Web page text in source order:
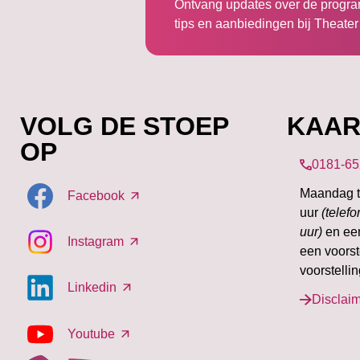
Ontvang updates over de
tips en aanbiedingen bij
VOLG DE STOEP
OP
Facebook
Instagram
Linkedin
Youtube
0181-
Maandag
uur
uur) en
een